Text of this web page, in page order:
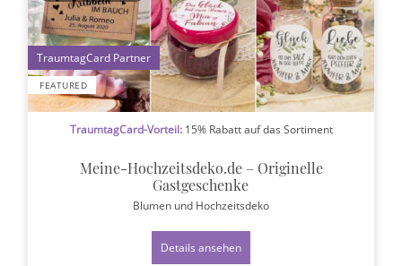
FEATURED
1
TraumtagCard-Vorteil:15% Rabatt auf das Sortiment
Meine-Hochzeitsdeko.de – Originelle
Gastgeschenke
Blumen und Hochzeitsdeko
Details ansehen